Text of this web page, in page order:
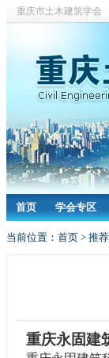
重庆市土木建筑学会
首页 学会专区
当前位置： 首页 > 推
重庆永固建